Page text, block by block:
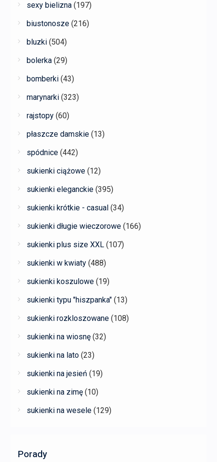
sexy bielizna (197)
biustonosze (216)
bluzki (504)
bolerka (29)
bomberki (43)
marynarki (323)
rajstopy (60)
płaszcze damskie (13)
spódnice (442)
sukienki ciążowe (12)
sukienki eleganckie (395)
sukienki krótkie - casual (34)
sukienki długie wieczorowe (166)
sukienki plus size XXL (107)
sukienki w kwiaty (488)
sukienki koszulowe (19)
sukienki typu "hiszpanka" (13)
sukienki rozkloszowane (108)
sukienki na wiosnę (32)
sukienki na lato (23)
sukienki na jesień (19)
sukienki na zimę (10)
sukienki na wesele (129)
Porady